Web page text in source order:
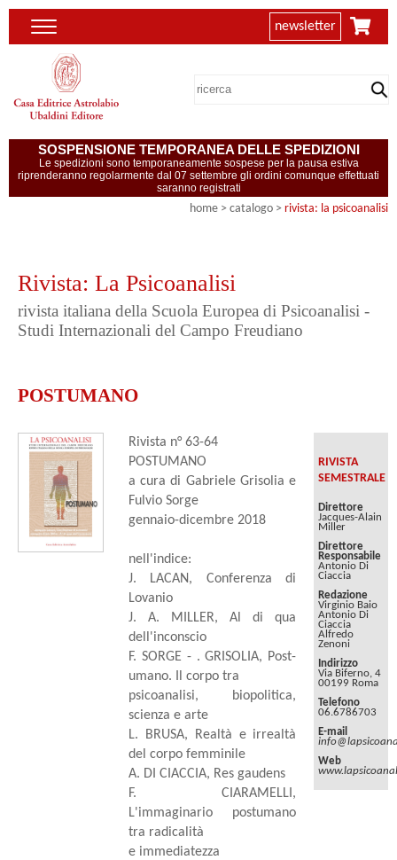
newsletter
SOSPENSIONE TEMPORANEA DELLE SPEDIZIONI
Le spedizioni sono temporaneamente sospese per la pausa estiva
riprenderanno regolarmente dal 07 settembre gli ordini comunque effettuati
saranno registrati
home > catalogo > rivista: la psicoanalisi
Rivista: La Psicoanalisi
rivista italiana della Scuola Europea di Psicoanalisi -
Studi Internazionali del Campo Freudiano
POSTUMANO
Rivista n° 63-64
POSTUMANO
a cura di Gabriele Grisolia e
Fulvio Sorge
gennaio-dicembre 2018
nell'indice:
J. LACAN, Conferenza di
Lovanio
J. A. MILLER, Al di qua
dell'inconscio
F. SORGE - . GRISOLIA, Post-
umano. Il corpo tra
psicoanalisi, biopolitica,
scienza e arte
L. BRUSA, Realtà e irrealtà
del corpo femminile
A. DI CIACCIA, Res gaudens
F. CIARAMELLI,
L'immaginario postumano
tra radicalità
e immediatezza
RIVISTA
SEMESTRALE
Direttore
Jacques-Alain
Miller
Direttore
Responsabile
Antonio Di
Ciaccia
Redazione
Virginio Baio
Antonio Di
Ciaccia
Alfredo
Zenoni
Indirizzo
Via Biferno, 4
00199 Roma
Telefono
06.6786703
E-mail
Web